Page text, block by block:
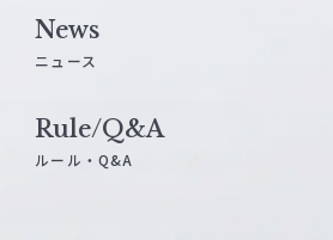
News
ニュース
Rule/Q&A
ルール・Q&A